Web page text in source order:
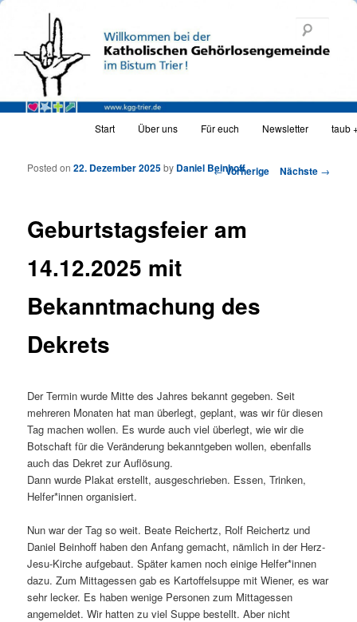
KGG_web
Zum Inhalt wechseln
Zum sekundären Inhalt wechseln
Start Über uns Für euch Newsletter taub
Artikelnavigation
←Vorherige Nächste →
Geburtstagsfeier am
14.12.2025 mit
Bekanntmachung des
Dekrets
Posted on22. Dezember 2025by Daniel Beinhoff
Der Termin wurde Mitte des Jahres bekannt gegeben. Seit
mehreren Monaten hat man überlegt, geplant, was wir für diesen
Tag machen wollen. Es wurde auch viel überlegt, wie wir die
Botschaft für die Veränderung bekanntgeben wollen, ebenfalls
auch das Dekret zur Auflösung.
Dann wurde Plakat erstellt, ausgeschrieben. Essen, Trinken,
Helfer*innen organisiert.
Nun war der Tag so weit. Beate Reichertz, Rolf Reichertz und
Daniel Beinhoff haben den Anfang gemacht, nämlich in der Herz-
Jesu-Kirche aufgebaut. Später kamen noch einige Helfer*innen
dazu. Zum Mittagessen gab es Kartoffelsuppe mit Wiener, es war
sehr lecker. Es haben wenige Personen zum Mittagessen
angemeldet. Wir hatten zu viel Suppe bestellt. Aber nicht